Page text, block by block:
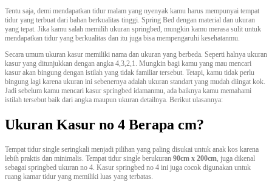
Tentu saja, demi mendapatkan tidur malam yang nyenyak kamu harus mempunyai tempat
tidur yang terbuat dari bahan berkualitas tinggi. Spring Bed dengan material dan ukuran
yang tepat. Jika kamu salah memilih ukuran springbed, mungkin kamu merasa sulit untuk
mendapatkan tidur yang berkualitas dan itu juga bisa mempengaruhi kesehatanmu.
Secara umum ukuran kasur memiliki nama dan ukuran yang berbeda. Seperti halnya ukuran
kasur yang ditunjukkan dengan angka 4,3,2,1. Mungkin bagi kamu yang mau mencari
kasur akan bingung dengan istilah yang tidak familiar tersebut. Tetapi, kamu tidak perlu
bingung lagi karena ukuran ini sebenernya adalah ukuran standart yang mudah diingat kok.
Jadi sebelum kamu mencari kasur springbed idamanmu, ada baiknya kamu memahami
istilah tersebut baik dari angka maupun ukuran detailnya. Berikut ulasannya:
Ukuran Kasur no 4 Berapa cm?
Tempat tidur single seringkali menjadi pilihan yang paling disukai untuk anak kos karena
lebih praktis dan minimalis. Tempat tidur single berukuran 90cm x 200cm, juga dikenal
sebagai springbed ukuran no 4. Kasur springbed no 4 ini juga cocok digunakan untuk
ruang kamar tidur yang memiliki luas yang terbatas.